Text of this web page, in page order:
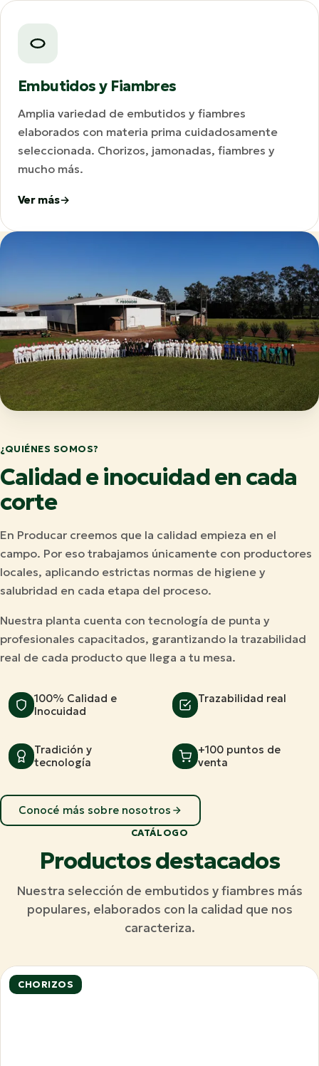
Embutidos y Fiambres
Amplia variedad de embutidos y fiambres
elaborados con materia prima cuidadosamente
seleccionada. Chorizos, jamonadas, fiambres y
mucho más.
Ver más
¿QUIÉNES SOMOS?
Calidad e inocuidad en cada
corte
En Producar creemos que la calidad empieza en el
campo. Por eso trabajamos únicamente con productores
locales, aplicando estrictas normas de higiene y
salubridad en cada etapa del proceso.
Nuestra planta cuenta con tecnología de punta y
profesionales capacitados, garantizando la trazabilidad
real de cada producto que llega a tu mesa.
100% Calidad e
Inocuidad
Trazabilidad real
Tradición y
tecnología
+100 puntos de
venta
Conocé más sobre nosotros
CATÁLOGO
Productos destacados
Nuestra selección de embutidos y fiambres más
populares, elaborados con la calidad que nos
caracteriza.
CHORIZOS